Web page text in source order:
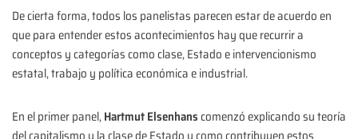
De cierta forma, todos los panelistas parecen estar de acuerdo en
que para entender estos acontecimientos hay que recurrir a
conceptos y categorías como clase, Estado e intervencionismo
estatal, trabajo y política económica e industrial.
En el primer panel,Hartmut Elsenhanscomenzó explicando su teoría